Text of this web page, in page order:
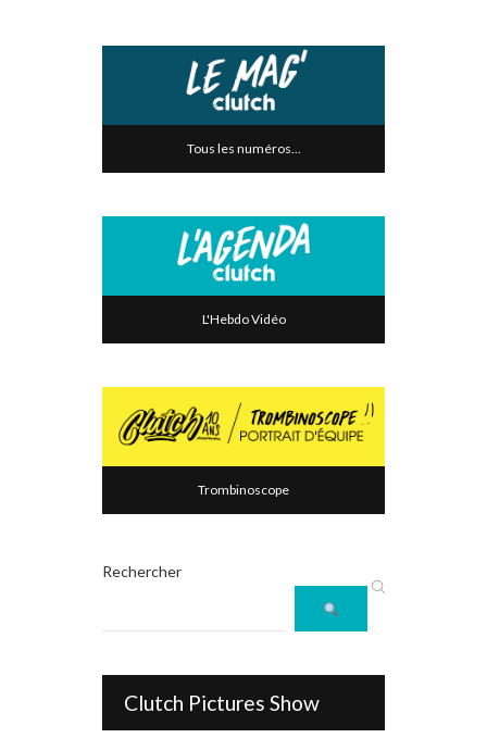
Tous les numéros...
L'Hebdo Vidéo
Trombinoscope
Rechercher
Clutch Pictures Show